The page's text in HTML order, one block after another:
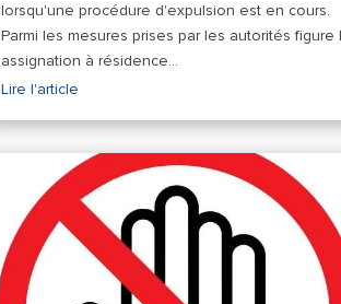
lorsqu'une procédure d'expulsion est en cours.
Parmi les mesures prises par les autorités figure
assignation à résidence…
Lire l'article